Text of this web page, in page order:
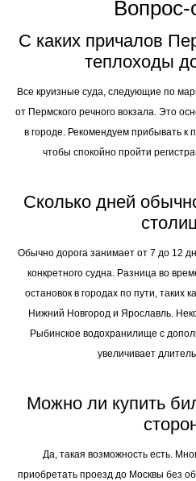
Вопрос-
С каких причалов
теплоходы
Все круизные суда, следующие по
от Пермского речного вокзала. Это
в городе. Рекомендуем прибывать к
чтобы спокойно пройти
Сколько дней
Обычно дорога занимает от 7 до 12
конкретного судна. Разница во
остановок в городах по пути, таких
Нижний Новгород и Ярославль.
Рыбинское водохранилище с
увеличивает
Можно ли купить
Да, такая возможность есть.
приобретать проезд до Москвы без